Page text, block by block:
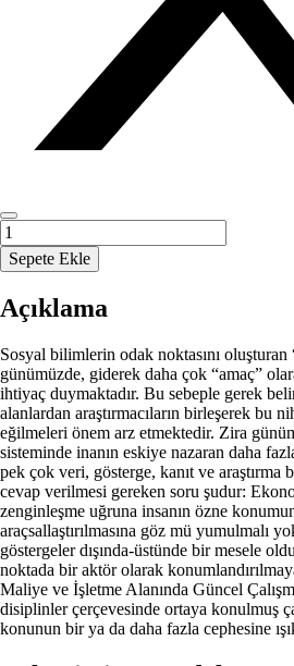
İktisat,
Maliye
ve
Alanında
Güncel
Çalışmalar
adet
Sepete Ekle
Açıklama
Sosyal bilimlerin odak noktasını
günümüzde, giderek daha çok “amaç”
ihtiyaç duymaktadır. Bu sebeple gerek
alanlardan araştırmacıların birleşerek bu
eğilmeleri önem arz etmektedir. Zira
sisteminde inanın eskiye nazaran daha
pek çok veri, gösterge, kanıt ve araştırma
cevap verilmesi gereken soru şudur:
zenginleşme uğruna insanın özne
araçsallaştırılmasına göz mü yumulmalı
göstergeler dışında-üstünde bir mesele
noktada bir aktör olarak
Maliye ve İşletme Alanında Güncel
disiplinler çerçevesinde ortaya konulmuş
konunun bir ya da daha fazla cephesine